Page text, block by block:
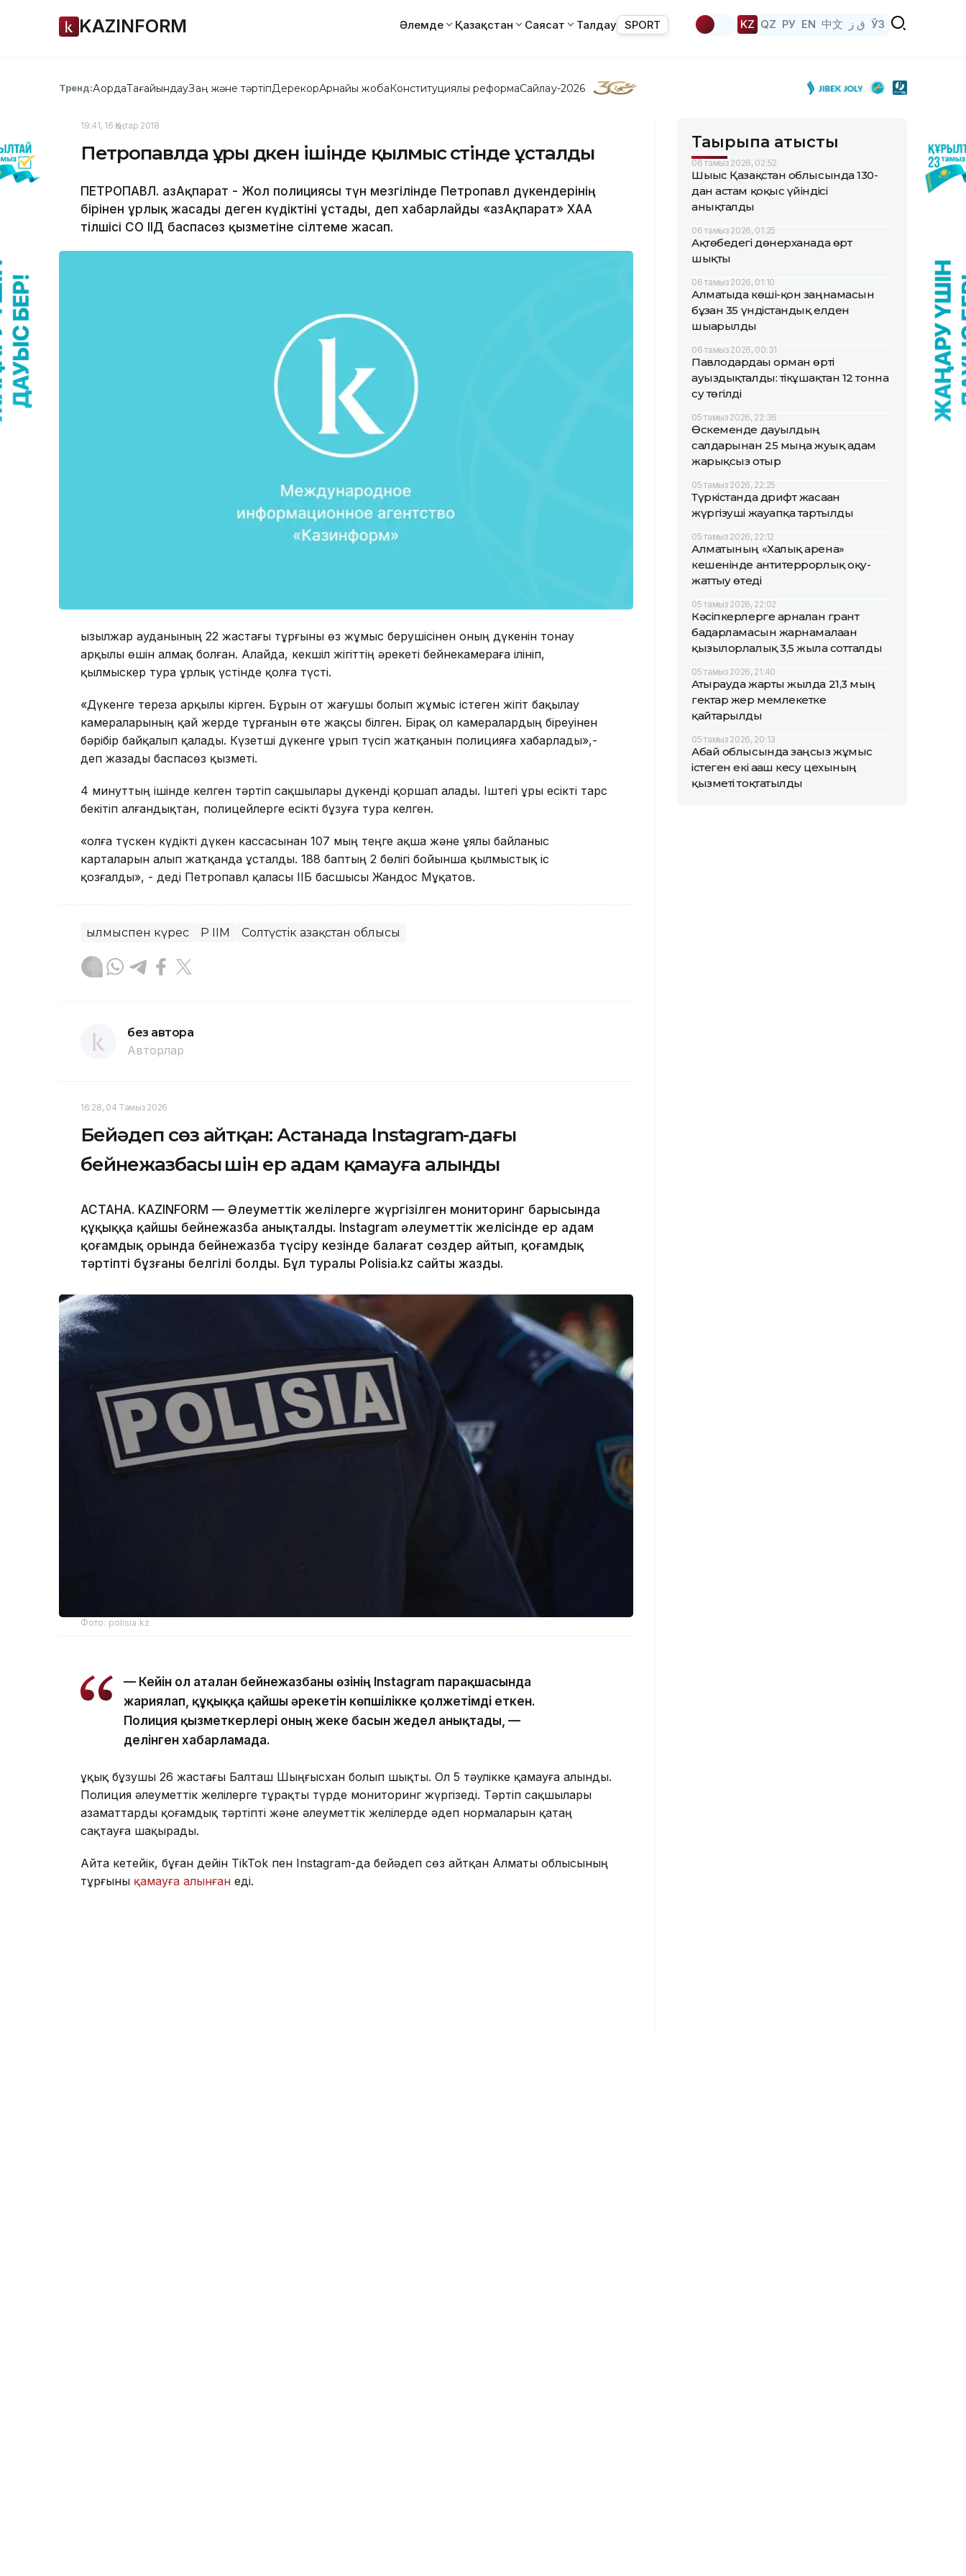
KAZINFORM Әлемде Қазақстан Саясат Талдау SPORT KZ QZ РУ EN 中文 ق ز ЎЗ
Тренд:АқордаТағайындауЗаң және тәртіпДерекқорАрнайы жобаКонституциялық реформаСайлау-2026
19:41, 16 Қаңтар 2018
Петропавлда ұры дүкен ішінде қылмыс үстінде ұсталды
ПЕТРОПАВЛ. ҚазАқпарат - Жол полициясы түн мезгілінде Петропавл дүкендерінің
бірінен ұрлық жасады деген күдіктіні ұстады, деп хабарлайды «ҚазАқпарат» ХАА
тілшісі СҚО ІІД баспасөз қызметіне сілтеме жасап.
Қызылжар ауданының 22 жастағы тұрғыны өз жұмыс берушісінен оның дүкенін тонау
арқылы өшін алмақ болған. Алайда, кекшіл жігіттің әрекеті бейнекамераға ілініп,
қылмыскер тура ұрлық үстінде қолға түсті.
«Дүкенге тереза арқылы кірген. Бұрын от жағушы болып жұмыс істеген жігіт бақылау
камераларының қай жерде тұрғанын өте жақсы білген. Бірақ ол камералардың біреуінен
бәрібір байқалып қалады. Күзетші дүкенге ұрып түсіп жатқанын полицияға хабарлады»,-
деп жазады баспасөз қызметі.
4 минуттың ішінде келген тәртіп сақшылары дүкенді қоршап алады. Іштегі ұры есікті тарс
бекітіп алғандықтан, полицейлерге есікті бұзуға тура келген.
«Қолға түскен күдікті дүкен кассасынан 107 мың теңге ақша және ұялы байланыс
карталарын алып жатқанда ұсталды. 188 баптың 2 бөлігі бойынша қылмыстық іс
қозғалды», - деді Петропавл қаласы ІІБ басшысы Жандос Мұқатов.
Қылмыспен күрес ҚР ІІМ Солтүстік Қазақстан облысы
без автора
Авторлар
16:28, 04 Тамыз 2026
Бейәдеп сөз айтқан: Астанада Instagram-дағы
бейнежазбасы үшін ер адам қамауға алынды
АСТАНА. KAZINFORM — Әлеуметтік желілерге жүргізілген мониторинг барысында
құқыққа қайшы бейнежазба анықталды. Instagram әлеуметтік желісінде ер адам
қоғамдық орында бейнежазба түсіру кезінде балағат сөздер айтып, қоғамдық
тәртіпті бұзғаны белгілі болды. Бұл туралы Polisia.kz сайты жазды.
Фото: polisia.kz
— Кейін ол аталған бейнежазбаны өзінің Instagram парақшасында
жариялап, құқыққа қайшы әрекетін көпшілікке қолжетімді еткен.
Полиция қызметкерлері оның жеке басын жедел анықтады, —
делінген хабарламада.
Құқық бұзушы 26 жастағы Балташ Шыңғысхан болып шықты. Ол 5 тәулікке қамауға алынды.
Полиция әлеуметтік желілерге тұрақты түрде мониторинг жүргізеді. Тәртіп сақшылары
азаматтарды қоғамдық тәртіпті және әлеуметтік желілерде әдеп нормаларын қатаң
сақтауға шақырады.
Айта кетейік, бұған дейін TikTok пен Instagram-да бейәдеп сөз айтқан Алматы облысының
тұрғыны қамауға алынған еді.
Тақырыпқа қатысты
06 тамыз 2026, 02:52
Шығыс Қазақстан облысында 130-
дан астам қоқыс үйіндісі
анықталды
06 тамыз 2026, 01:25
Ақтөбедегі дөнерханада өрт
шықты
06 тамыз 2026, 01:10
Алматыда көші-қон заңнамасын
бұзған 35 үндістандық елден
шығарылды
06 тамыз 2026, 00:31
Павлодардағы орман өрті
ауыздықталды: тікұшақтан 12 тонна
су төгілді
05 тамыз 2026, 22:36
Өскеменде дауылдың
салдарынан 25 мыңға жуық адам
жарықсыз отыр
05 тамыз 2026, 22:25
Түркістанда дрифт жасаған
жүргізуші жауапқа тартылды
05 тамыз 2026, 22:12
Алматының «Халық арена»
кешенінде антитеррорлық оқу-
жаттығу өтеді
05 тамыз 2026, 22:02
Кәсіпкерлерге арналған грант
бағдарламасын жарнамалаған
қызылорлалық 3,5 жылға сотталды
05 тамыз 2026, 21:40
Атырауда жарты жылда 21,3 мың
гектар жер мемлекетке
қайтарылды
05 тамыз 2026, 20:13
Абай облысында заңсыз жұмыс
істеген екі ағаш кесу цехының
қызметі тоқтатылды